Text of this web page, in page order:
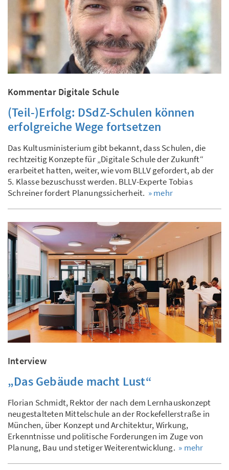
Kommentar Digitale Schule
(Teil-)Erfolg: DSdZ-Schulen können
erfolgreiche Wege fortsetzen
Das Kultusministerium gibt bekannt, dass Schulen, die
rechtzeitig Konzepte für „Digitale Schule der Zukunft“
erarbeitet hatten, weiter, wie vom BLLV gefordert, ab der
5. Klasse bezuschusst werden. BLLV-Experte Tobias
Schreiner fordert Planungssicherheit. » mehr
Interview
„Das Gebäude macht Lust“
Florian Schmidt, Rektor der nach dem Lernhauskonzept
neugestalteten Mittelschule an der Rockefellerstraße in
München, über Konzept und Architektur, Wirkung,
Erkenntnisse und politische Forderungen im Zuge von
Planung, Bau und stetiger Weiterentwicklung. » mehr